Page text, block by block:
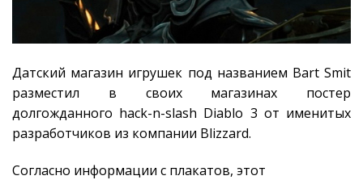
Датский магазин игрушек под названием Bart Smit
разместил в своих магазинах постер
долгожданного hack-n-slash Diablo 3 от именитых
разработчиков из компании Blizzard.
Согласно информации с плакатов, этот